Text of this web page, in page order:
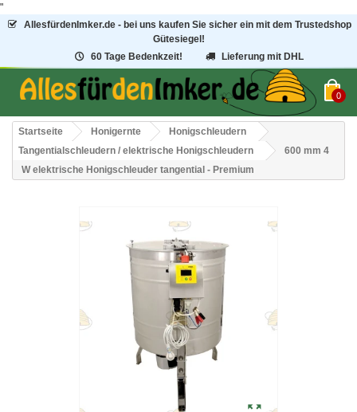
"
AllesfürdenImker.de - bei uns kaufen Sie sicher ein mit dem Trustedshop
Gütesiegel!
60 Tage Bedenkzeit!
Lieferung mit DHL
0
Startseite Honigernte
Honigschleudern
Tangentialschleudern / elektrische Honigschleudern
600 mm 4
W elektrische Honigschleuder tangential - Premium